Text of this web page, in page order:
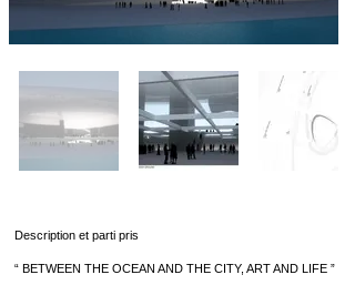
Description et parti pris
“ BETWEEN THE OCEAN AND THE CITY, ART AND LIFE ”